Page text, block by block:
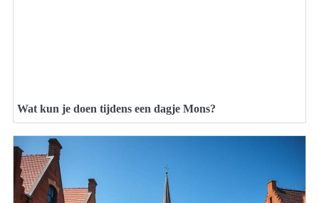
Wat kun je doen tijdens een dagje Mons?